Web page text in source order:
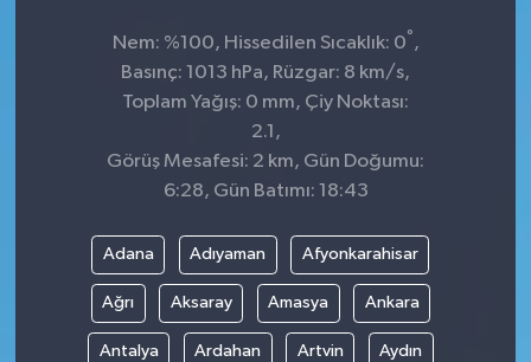
Nem: %100, Hissedilen Sıcaklık: 0° ,
Basınç: 1013 hPa, Rüzgar: 8 km/s,
Toplam Yağış: 0 mm, Çiy Noktası:
2.1,
Görüş Mesafesi: 2 km, Gün Doğumu:
6:28, Gün Batımı: 18:43
Adana Adıyaman Afyonkarahisar
Ağrı Aksaray Amasya Ankara
Antalya Ardahan Artvin Aydın